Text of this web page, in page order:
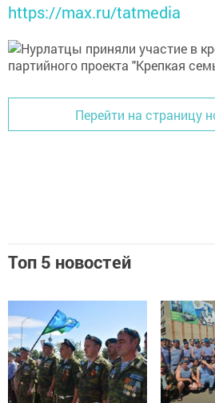
https://max.ru/tatmedia
Перейти на страницу
Топ 5 новостей